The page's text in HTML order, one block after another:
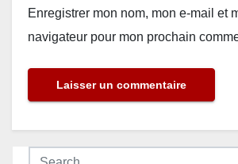
Enregistrer mon nom, mon e-mail et
navigateur pour mon prochain